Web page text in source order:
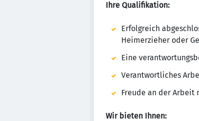
Ihre Qualifikation:
Erfolgreich
Heimerzieher oder
Eine
Verantwortliches
Freude an der Arbeit
Wir bieten Ihnen: